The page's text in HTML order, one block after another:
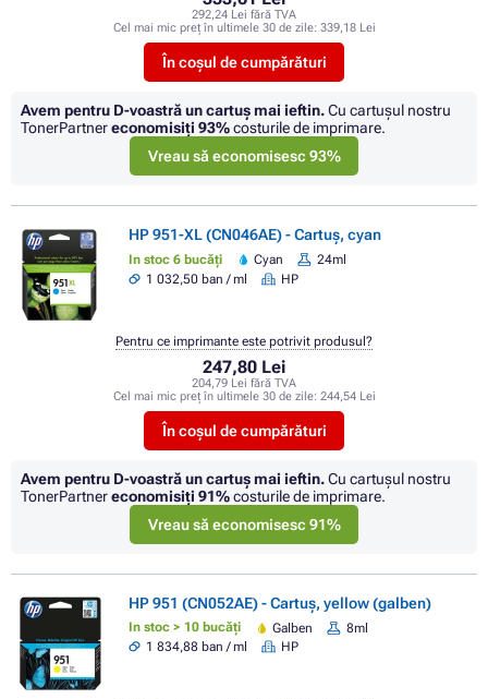
292,24 Lei fără TVA
Cel mai mic preț în ultimele 30 de zile: 339,18 Lei
În coșul de cumpărături
Avem pentru D-voastră un cartuș mai ieftin.Cu cartuşul nostru
TonerPartnereconomisiţi 93%costurile de imprimare.
Vreau să economisesc 93%
HP 951-XL (CN046AE) - Cartuș, cyan
In stoc 6 bucăți Cyan
24ml
1 032,50 ban / ml
HP
247,80 Lei
204,79 Lei fără TVA
Cel mai mic preț în ultimele 30 de zile: 244,54 Lei
În coșul de cumpărături
Pentru ce imprimante este potrivit produsul?
Avem pentru D-voastră un cartuș mai ieftin.Cu cartuşul nostru
TonerPartnereconomisiţi 91%costurile de imprimare.
Vreau să economisesc 91%
HP 951 (CN052AE) - Cartuș, yellow (galben)
In stoc > 10 bucăți Galben
8ml
1 834,88 ban / ml
HP